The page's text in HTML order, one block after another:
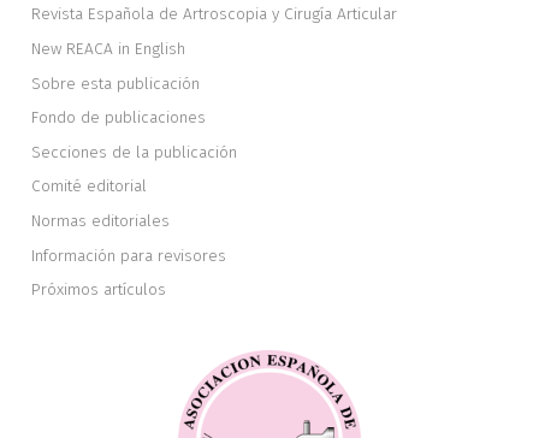
Revista Española de Artroscopia y Cirugía Articular
New REACA in English
Sobre esta publicación
Fondo de publicaciones
Secciones de la publicación
Comité editorial
Normas editoriales
Información para revisores
Próximos artículos